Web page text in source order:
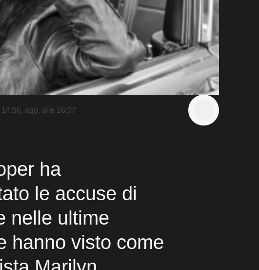
, agg. alle 16:07
ha
le accuse di
nelle ultime
hanno visto come